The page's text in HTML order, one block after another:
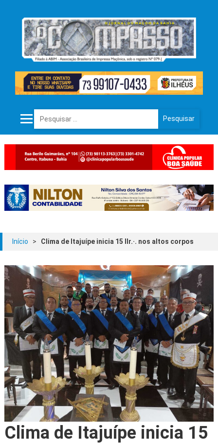
Pesquisar por:
Início > Clima de Itajuípe inicia 15 IIr.·. nos altos corpos
Clima de Itajuípe inicia 15